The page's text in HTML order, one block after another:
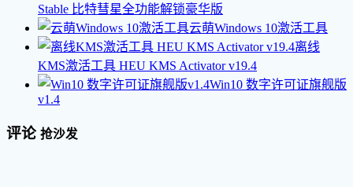
Stable 比特彗星全功能解锁豪华版
云萌Windows 10激活工具
离线
KMS激活工具 HEU KMS Activator v19.4
Win10 数字许可证旗舰版
v1.4
评论 抢沙发